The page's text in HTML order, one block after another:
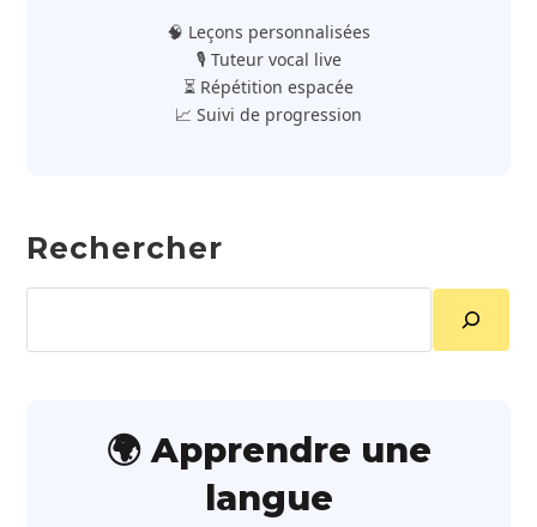
🧠 Leçons personnalisées
🎙️ Tuteur vocal live
⏳ Répétition espacée
📈 Suivi de progression
Rechercher
🌍 Apprendre une
langue